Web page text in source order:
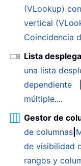
(VLookup)
vertical
Coincidencia
Lista
una lista
dependiente
múltiple....
Gestor de
de columnas
de visibilidad
rangos y